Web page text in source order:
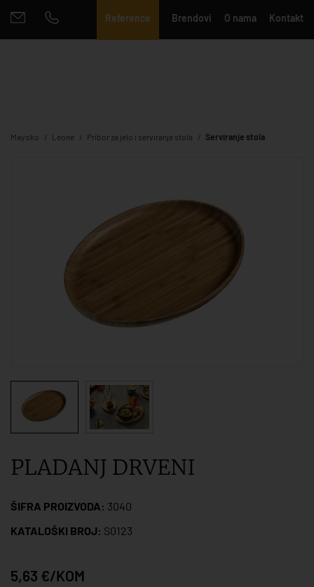
Reference Brendovi O nama Kontakt
Mayoko Leone Pribor za jelo i serviranje stola Serviranje stola
PLADANJ DRVENI
ŠIFRA PROIZVODA: 3040
KATALOŠKI BROJ: S0123
5,63 €/KOM